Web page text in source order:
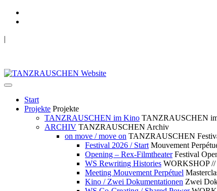
|
Start
Projekte Projekte
TANZRAUSCHEN im Kino TANZRAUSCHEN
ARCHIV TANZRAUSCHEN Archiv
on move / move on TANZRAUSCHEN
Festival 2026 / Start Mouvement
Opening – Rex-Filmtheater Festival
WS Rewriting Histories WORKSHOP //
Meeting Mouvement Perpétuel
Kino / Zwei Dokumentationen Zwei